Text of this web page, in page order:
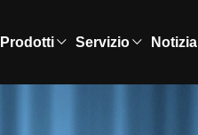
Prodotti Servizio Notizia